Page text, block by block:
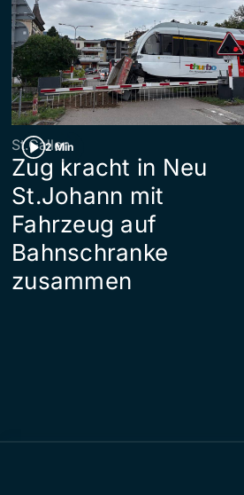
2 Min
St.Gallen
Zug kracht in Neu
St.Johann mit
Fahrzeug auf
Bahnschranke
zusammen